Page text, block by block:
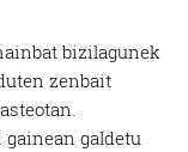
bizilagunek
zenbait
galdetu